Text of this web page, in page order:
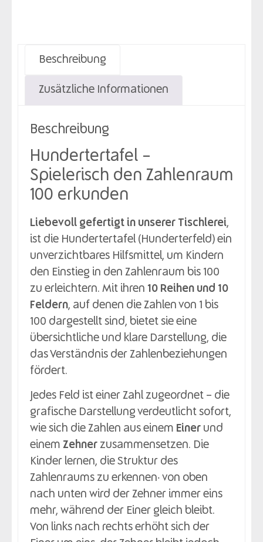
Beschreibung
Zusätzliche Informationen
Beschreibung
Hundertertafel –
Spielerisch den Zahlenraum
100 erkunden
Liebevoll gefertigt in unserer Tischlerei,
ist die Hundertertafel (Hunderterfeld) ein
unverzichtbares Hilfsmittel, um Kindern
den Einstieg in den Zahlenraum bis 100
zu erleichtern. Mit ihren 10 Reihen und 10
Feldern, auf denen die Zahlen von 1 bis
100 dargestellt sind, bietet sie eine
übersichtliche und klare Darstellung, die
das Verständnis der Zahlenbeziehungen
fördert.
Jedes Feld ist einer Zahl zugeordnet – die
grafische Darstellung verdeutlicht sofort,
wie sich die Zahlen aus einem Einer und
einem Zehner zusammensetzen. Die
Kinder lernen, die Struktur des
Zahlenraums zu erkennen: von oben
nach unten wird der Zehner immer eins
mehr, während der Einer gleich bleibt.
Von links nach rechts erhöht sich der